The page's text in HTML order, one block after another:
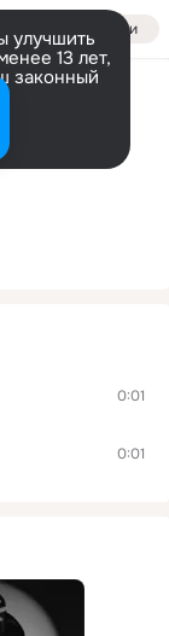
Войти
улучшить
13 лет,
законный
0:01
0:01